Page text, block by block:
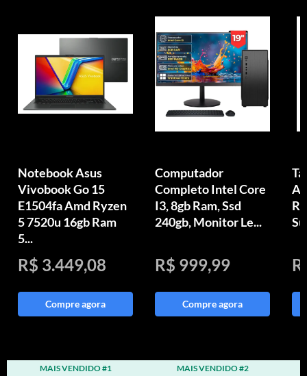
Notebook Asus
Vivobook Go 15
E1504fa Amd Ryzen
5 7520u 16gb Ram
5...
R$ 3.449,08
Compre agora
Computador
Completo Intel Core
I3, 8gb Ram, Ssd
240gb, Monitor Le...
R$ 999,99
Compre agora
MAIS VENDIDO #1 MAIS VENDIDO #2